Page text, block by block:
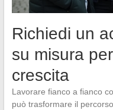
Richiedi un
su misura
crescita
Lavorare fianco a fianco
può trasformare il